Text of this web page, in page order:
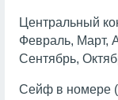
Центральный
Февраль, Март,
Сентябрь,
Сейф в номере